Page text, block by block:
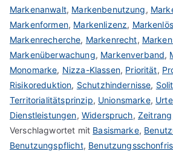
Markenanwalt, Markenbenutzung,
Markenformen, Markenlizenz,
Markenrecherche, Markenrecht,
Markenüberwachung, Markenverband,
Monomarke, Nizza-Klassen, Priorität,
Risikoreduktion, Schutzhindernisse,
Territorialitätsprinzip, Unionsmarke,
Dienstleistungen, Widerspruch, Zeitrang
Verschlagwortet mit Basismarke,
Benutzungspflicht,